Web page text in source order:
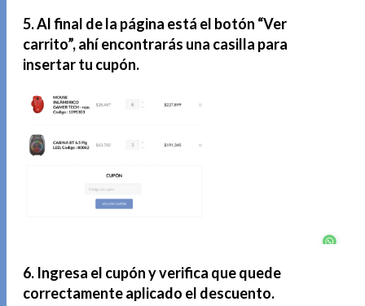
5. Al final de la página está el botón “Ver
carrito”, ahí encontrarás una casilla para
insertar tu cupón.
6. Ingresa el cupón y verifica que quede
correctamente aplicado el descuento.